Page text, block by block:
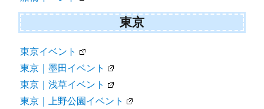
東京
東京イベント
東京｜墨田イベント
東京｜浅草イベント
東京｜上野公園イベント